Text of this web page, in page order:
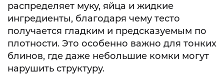
распределяет муку, яйца и жидкие
ингредиенты, благодаря чему тесто
получается гладким и предсказуемым по
плотности. Это особенно важно для тонких
блинов, где даже небольшие комки могут
нарушить структуру.